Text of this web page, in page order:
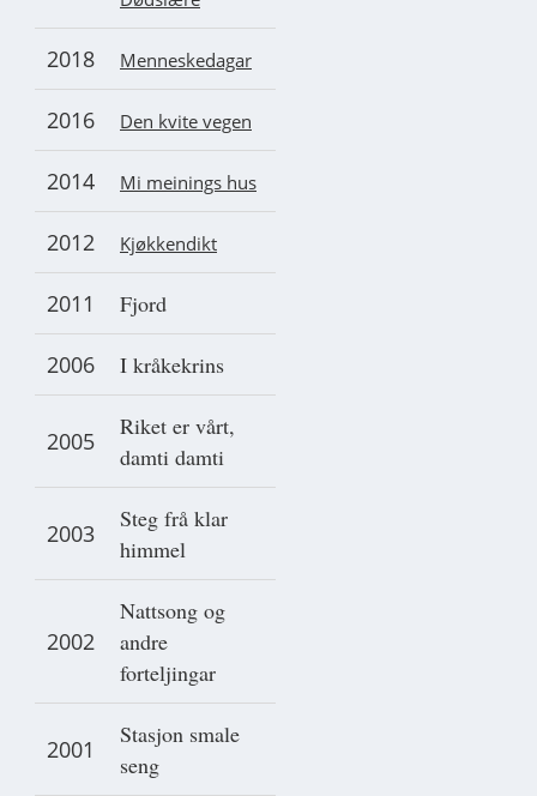
2018 Menneskedagar
2016 Den kvite vegen
2014 Mi meinings hus
2012 Kjøkkendikt
2011 Fjord
2006 I kråkekrins
2005
Riket er vårt,
damti damti
2003
Steg frå klar
himmel
2002
Nattsong og
andre
forteljingar
2001
Stasjon smale
seng